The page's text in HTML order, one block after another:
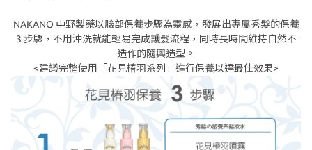
NAKANO 中野製藥以臉部保養步驟為靈感，發展出專屬秀髮的保養
3 步驟，不用沖洗就能輕易完成護髮流程，同時長時間維持自然不
造作的隨興造型。
<建議完整使用「花見椿羽系列」進行保養以達最佳效果>